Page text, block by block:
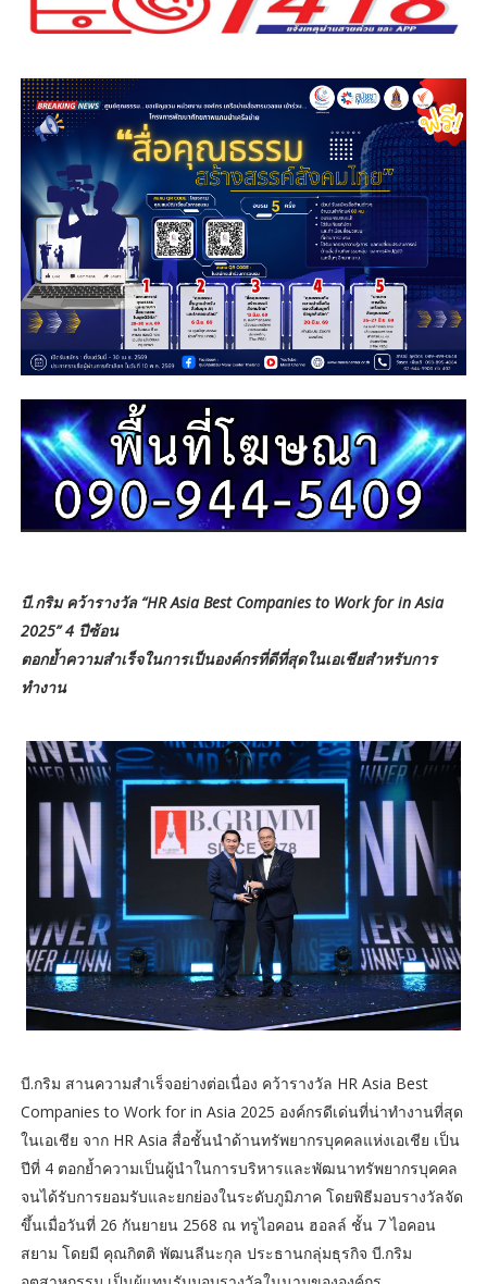
บี.กริม คว้ารางวัล “HR Asia Best Companies to Work for in Asia
2025” 4 ปีซ้อน
ตอกย้ำความสำเร็จในการเป็นองค์กรที่ดีที่สุดในเอเชียสำหรับการ
ทำงาน
บี.กริม สานความสำเร็จอย่างต่อเนื่อง คว้ารางวัล HR Asia Best
Companies to Work for in Asia 2025 องค์กรดีเด่นที่น่าทำงานที่สุด
ในเอเชีย จาก HR Asia สื่อชั้นนำด้านทรัพยากรบุคคลแห่งเอเชีย เป็น
ปีที่ 4 ตอกย้ำความเป็นผู้นำในการบริหารและพัฒนาทรัพยากรบุคคล
จนได้รับการยอมรับและยกย่องในระดับภูมิภาค โดยพิธีมอบรางวัลจัด
ขึ้นเมื่อวันที่ 26 กันยายน 2568 ณ ทรูไอคอน ฮอลล์ ชั้น 7 ไอคอน
สยาม โดยมี คุณกิตติ พัฒนลีนะกุล ประธานกลุ่มธุรกิจ บี.กริม